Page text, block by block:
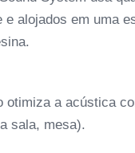
e alojados em uma
otimiza a acústica
sala, mesa).